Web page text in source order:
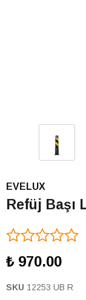
EVELUX
Refüj Başı
₺ 970.00
SKU 12253 UB R